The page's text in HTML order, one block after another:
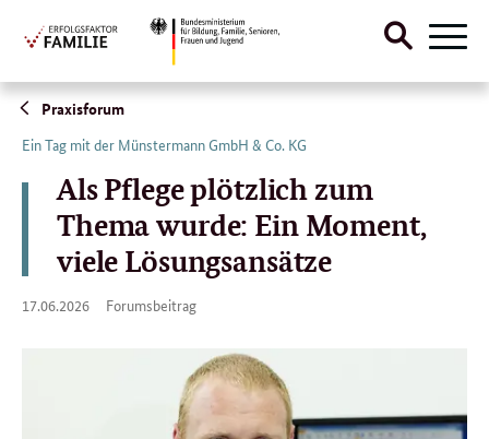
Direktlink:
Suche
Praxisforum
Ein Tag mit der Münstermann GmbH & Co. KG
Als Pflege plötzlich zum
Thema wurde: Ein Moment,
viele Lösungsansätze
17.06.2026 17.Forumsbeitrag